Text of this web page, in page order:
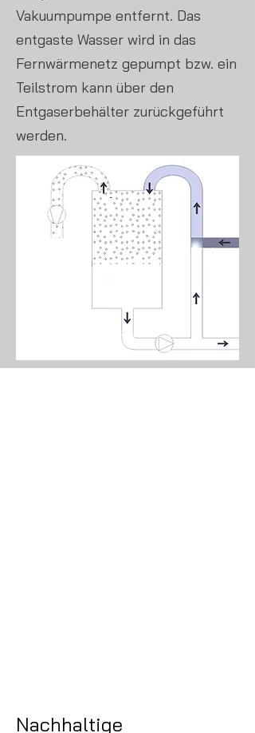
Vakuumpumpe entfernt. Das
entgaste Wasser wird in das
Fernwärmenetz gepumpt bzw. ein
Teilstrom kann über den
Entgaserbehälter zurückgeführt
werden.
Nachhaltige